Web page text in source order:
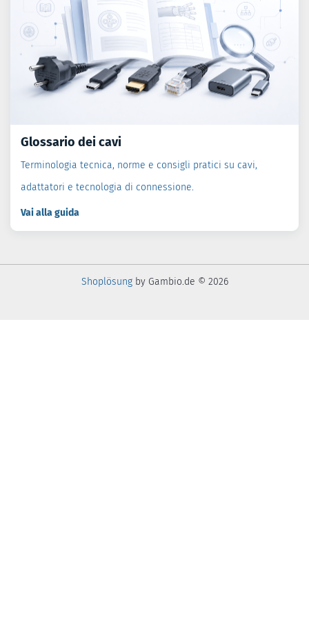
Glossario dei cavi
Terminologia tecnica, norme e consigli pratici su cavi,
adattatori e tecnologia di connessione.
Vai alla guida
Shoplösungby Gambio.de © 2026